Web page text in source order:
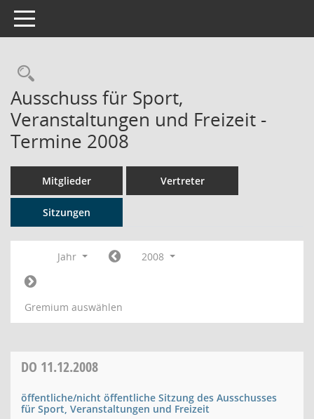
Toggle navigation
Rechercheauswahl
Ausschuss für Sport,
Veranstaltungen und Freizeit -
Termine 2008
Mitglieder Vertreter
Sitzungen
Jahr 2008
Gremium auswählen
DO 11.12.2008
öffentliche/nicht öffentliche Sitzung des Ausschusses
für Sport, Veranstaltungen und Freizeit